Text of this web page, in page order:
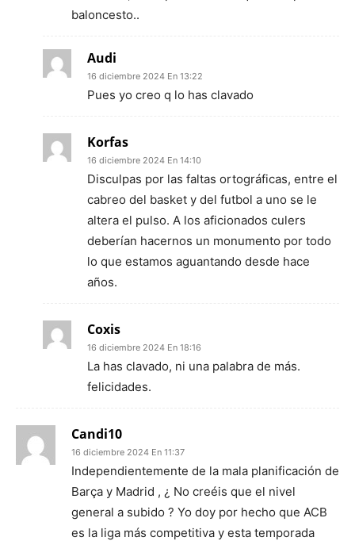
baloncesto..
Audi
16 diciembre 2024 En 13:22
Pues yo creo q lo has clavado
Korfas
16 diciembre 2024 En 14:10
Disculpas por las faltas ortográficas, entre el
cabreo del basket y del futbol a uno se le
altera el pulso. A los aficionados culers
deberían hacernos un monumento por todo
lo que estamos aguantando desde hace
años.
Coxis
16 diciembre 2024 En 18:16
La has clavado, ni una palabra de más.
felicidades.
Candi10
16 diciembre 2024 En 11:37
Independientemente de la mala planificación de
Barça y Madrid , ¿ No creéis que el nivel
general a subido ? Yo doy por hecho que ACB
es la liga más competitiva y esta temporada